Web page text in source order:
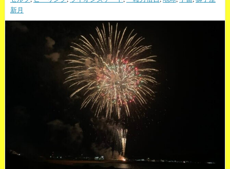
新月